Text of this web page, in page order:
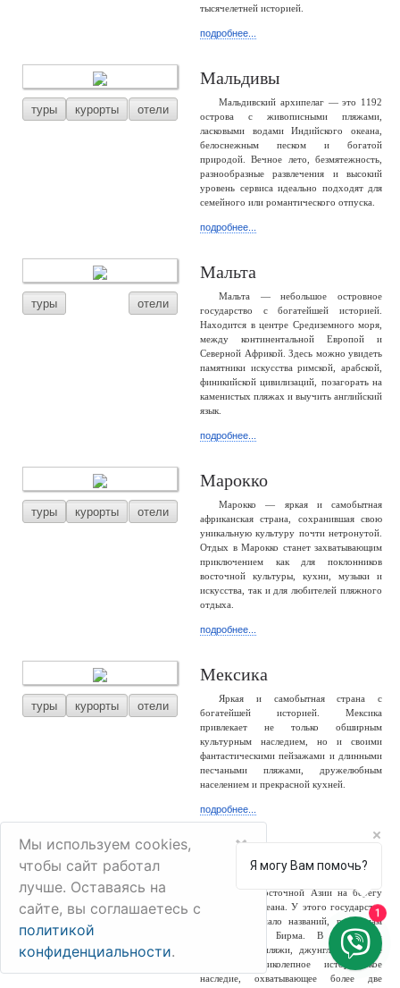
тысячелетней историей.
подробнее...
туры курорты отели
Мальдивы
Мальдивский архипелаг — это 1192
острова с живописными пляжами,
ласковыми водами Индийского океана,
белоснежным песком и богатой
природой. Вечное лето, безмятежность,
разнообразные развлечения и высокий
уровень сервиса идеально подходят для
семейного или романтического отпуска.
подробнее...
туры отели
Мальта
Мальта — небольшое островное
государство с богатейшей историей.
Находится в центре Средиземного моря,
между континентальной Европой и
Северной Африкой. Здесь можно увидеть
памятники искусства римской, арабской,
финикийской цивилизаций, позагорать на
каменистых пляжах и выучить английский
язык.
подробнее...
туры курорты отели
Марокко
Марокко — яркая и самобытная
африканская страна, сохранившая свою
уникальную культуру почти нетронутой.
Отдых в Марокко станет захватывающим
приключением как для поклонников
восточной культуры, кухни, музыки и
искусства, так и для любителей пляжного
отдыха.
подробнее...
туры курорты отели
Мексика
Яркая и самобытная страна с
богатейшей историей. Мексика
привлекает не только обширным
культурным наследием, но и своими
фантастическими пейзажами и длинными
песчаными пляжами, дружелюбным
населением и прекрасной кухней.
подробнее...
туры отели
страна Юго-Восточной Азии на берегу
Индийского океана. У этого государства
сменилось немало названий, россиянам
известно как Бирма. В стране –
белоснежные пляжи, джунгли, снежные
горы и великолепное историческое
наследие, охватывающее более две
Мы используем cookies,
чтобы сайт работал
лучше. Оставаясь на
сайте, вы соглашаетесь с
политикой
конфиденциальности.
×
Я могу Вам помочь?
1